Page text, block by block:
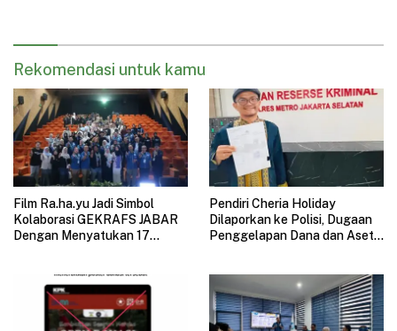
Rekomendasi untuk kamu
Film Ra.ha.yu Jadi Simbol
Kolaborasi GEKRAFS JABAR
Dengan Menyatukan 17
Pendiri Cheria Holiday
Dilaporkan ke Polisi, Dugaan
Penggelapan Dana dan Aset